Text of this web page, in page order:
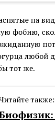
на
фобию,
любой
тот же.
также: